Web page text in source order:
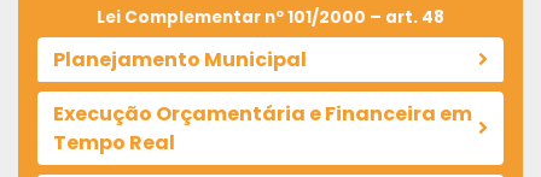
Lei Complementar nº 101/2000 – art. 48
Planejamento Municipal
Execução Orçamentária e Financeira em
Tempo Real